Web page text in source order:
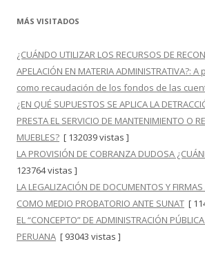
MÁS VISITADOS
¿CUÁNDO UTILIZAR LOS RECURSOS DE
APELACIÓN EN MATERIA ADMINISTRATIVA?:
como recaudación de los fondos de las
¿EN QUÉ SUPUESTOS SE APLICA LA
PRESTA EL SERVICIO DE MANTENIMIENTO O
MUEBLES? [ 132039 vistas ]
LA PROVISIÓN DE COBRANZA DUDOSA
123764 vistas ]
LA LEGALIZACIÓN DE DOCUMENTOS Y
COMO MEDIO PROBATORIO ANTE SUNAT [
EL “CONCEPTO” DE ADMINISTRACIÓN
PERUANA [ 93043 vistas ]